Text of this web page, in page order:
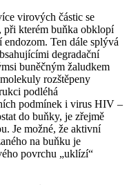
virových částic se
při kterém buňka obklopí
Ten dále splývá
degradační
buněčným žaludkem
rozštěpeny
podléhá
podmínek i virus HIV –
do buňky, je zřejmě
Je možné, že aktivní
na buňku je
povrchu „uklízí“